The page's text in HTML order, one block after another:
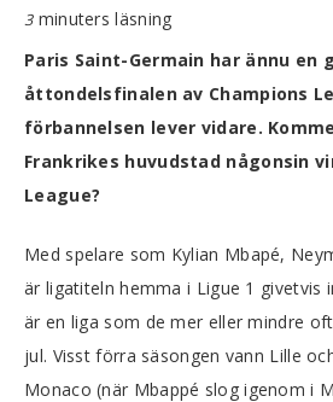
3minuters läsning
Paris Saint-Germain har ännu en
åttondelsfinalen av Champions
förbannelsen lever vidare.
Frankrikes huvudstad någonsin
League?
Med spelare som Kylian Mbapé,
är ligatiteln hemma i Ligue 1 givetvis
är en liga som de mer eller mindre
jul. Visst förra säsongen vann Lille
Monaco (när Mbappé slog igenom i